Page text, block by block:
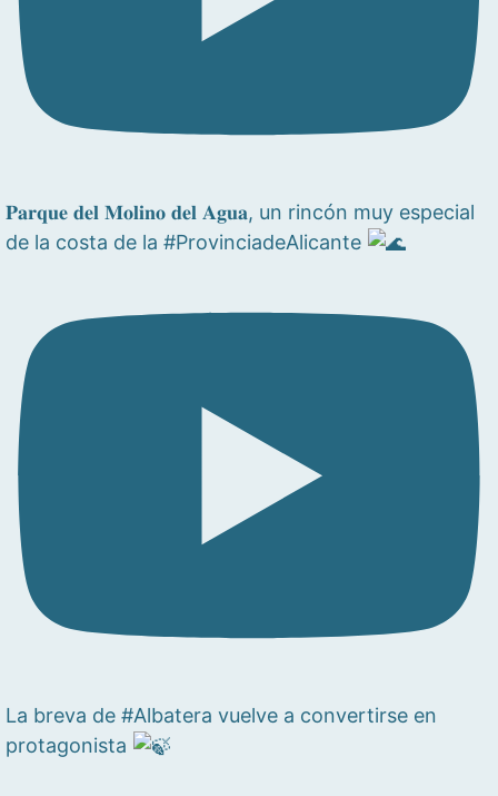
𝐏𝐚𝐫𝐪𝐮𝐞 𝐝𝐞𝐥 𝐌𝐨𝐥𝐢𝐧𝐨 𝐝𝐞𝐥 𝐀𝐠𝐮𝐚, un rincón muy especial
de la costa de la #ProvinciadeAlicante
La breva de #Albatera vuelve a convertirse en
protagonista